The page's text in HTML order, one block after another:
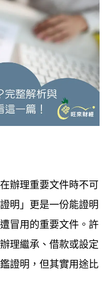
辦理重要文件時不可
明」更是一份能證明
冒用的重要文件。許
理繼承、借款或設定
證明，但其實用途比